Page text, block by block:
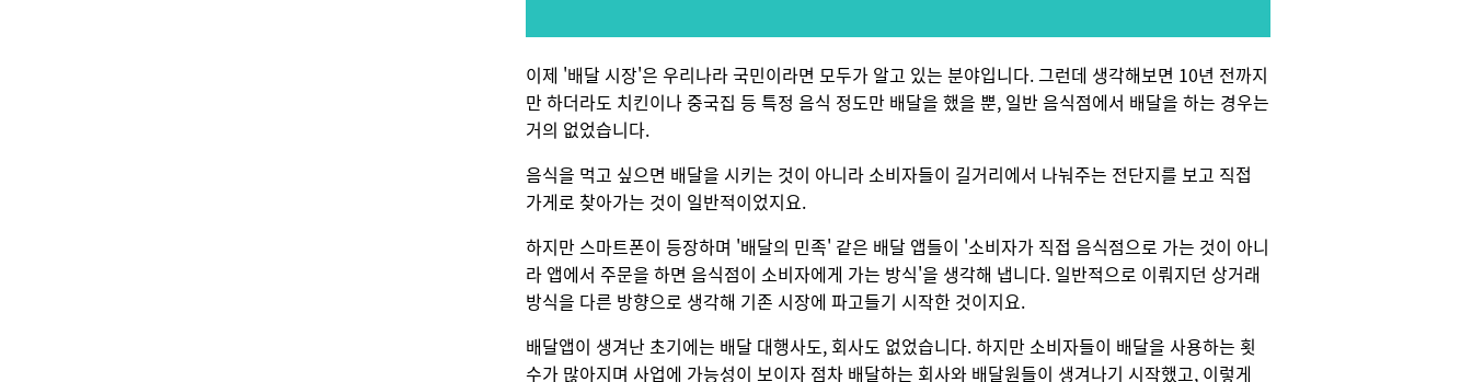
이제 '배달 시장'은 우리나라 국민이라면 모두가 알고 있는 분야입니다. 그런데 생각해보면 10년 전까지
만 하더라도 치킨이나 중국집 등 특정 음식 정도만 배달을 했을 뿐, 일반 음식점에서 배달을 하는 경우는
거의 없었습니다.
음식을 먹고 싶으면 배달을 시키는 것이 아니라 소비자들이 길거리에서 나눠주는 전단지를 보고 직접
가게로 찾아가는 것이 일반적이었지요.
하지만 스마트폰이 등장하며 '배달의 민족' 같은 배달 앱들이 '소비자가 직접 음식점으로 가는 것이 아니
라 앱에서 주문을 하면 음식점이 소비자에게 가는 방식'을 생각해 냅니다. 일반적으로 이뤄지던 상거래
방식을 다른 방향으로 생각해 기존 시장에 파고들기 시작한 것이지요.
배달앱이 생겨난 초기에는 배달 대행사도, 회사도 없었습니다. 하지만 소비자들이 배달을 사용하는 횟
수가 많아지며 사업에 가능성이 보이자 점차 배달하는 회사와 배달원들이 생겨나기 시작했고, 이렇게